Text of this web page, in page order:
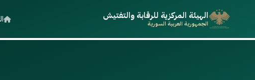
الهيئة المركزية للرقابة والتفتيش
الجمهورية العربية السورية